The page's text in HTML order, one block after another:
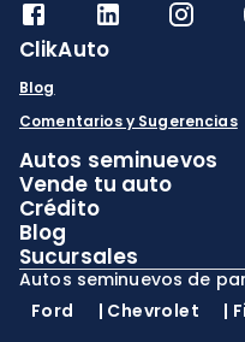
ClikAuto
Blog
Comentarios y Sugerencias
Autos seminuevos
Vende tu auto
Crédito
Blog
Sucursales
Autos seminuevos de
Ford
| Chevrolet |